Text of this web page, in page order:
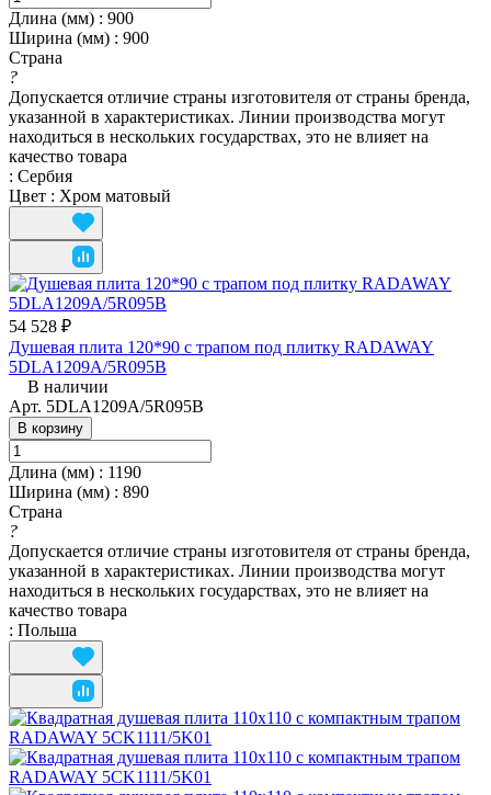
Длина (мм) : 900
Ширина (мм) : 900
Страна
?
Допускается отличие страны изготовителя от страны бренда,
указанной в характеристиках. Линии производства могут
находиться в нескольких государствах, это не влияет на
качество товара
: Сербия
Цвет : Хром матовый
54 528 ₽
Душевая плита 120*90 c трапом под плитку RADAWAY
5DLA1209A/5R095B
В наличии
Арт. 5DLA1209A/5R095B
В корзину
Длина (мм) : 1190
Ширина (мм) : 890
Страна
?
Допускается отличие страны изготовителя от страны бренда,
указанной в характеристиках. Линии производства могут
находиться в нескольких государствах, это не влияет на
качество товара
: Польша